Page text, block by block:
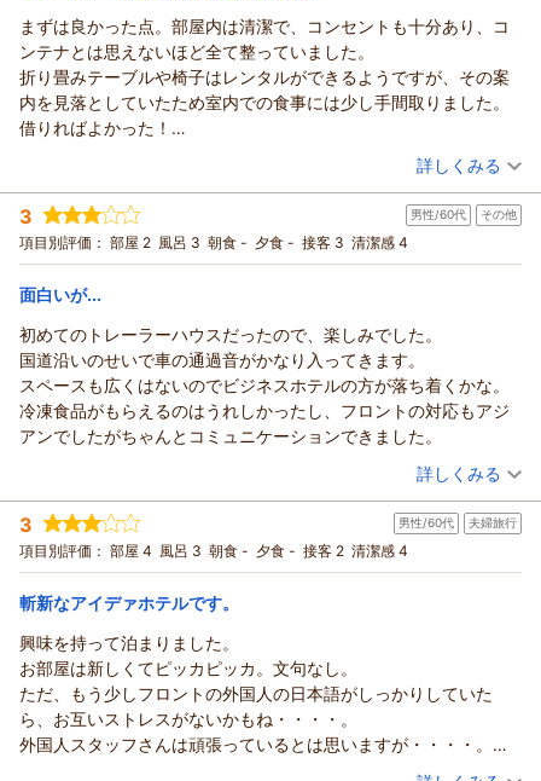
この度はHOTEL R9 The Yard丸亀をご利用いただきまして誠に
ありがとうございます。ご滞在に関しまして、ご満足頂けたよ
うでスタッフ一同大変嬉しく存じます。 今後も、お客様により
一層ご満足頂けるホテルを目指して参りますので、またお近く
にお越しの際には、ぜひ当ホテルをご利用くださいませ。また
のお越しをスタッフ一同、心からお待ち申し上げております。
HOTEL R9 The Yard丸亀 スタッフ一同
（返信日：2025/12/09）
まずは良かった点。部屋内は清潔で、コンセントも十分あり、コ
ンテナとは思えないほど全て整っていました。
折り畳みテーブルや椅子はレンタルができるようですが、その案
内を見落としていたため室内での食事には少し手間取りました。
借りればよかった！
無料の軽食がいただけるのは知ってましたが、本当にちゃんとし
次に、少し気になった点を3つ。チェックインはタブレットで、と
事前メールが来ていたので、フロントがあるコンテナに入ってタ
ブレットを操作してみました。(フロントには2人スタッフの方が
でカード情報の入力が必須になり、現金支払いがしたかった私が
戸惑っていると、そこでようやく声をかけていただき、現金支払
いの場合は対面対応のみとの説明がありました。途中まで操作し
ていた画面は結局取り消され、対面で一からになりました。
それなら最初に私がタブレット操作をし始めた時点で、タブレッ
トでのチェックインはカード払いのみですが大丈夫ですかと確認
あと、宿泊前に宿泊者(同行者含む)の情報登録が必須だったので入
力しました。その際必須項目以外は飛ばしたのですが(職業欄、生
年月日欄など)、チェックインの際に結局その欄の記入を求められ
ました。二度手間なので、それなら入力の際に必須にすればいい
最後に、チェックアウトのこと。チェックインの際の説明では、
カードキーなどをカゴに入れればそれでOKと言われました。10時
を過ぎると即延長料金がかかるという割にはゆるいチェックアウ
ト方法だなと思いましたが、事前メールをよく読むと、チェック
アウトの際にはタブレット操作をして云々…と書いてありまし
た。結局どっちに従えばいいかわからず、普通にカードキーなど
（投稿日：2025/11/26）
宿泊時期： 2025年11月宿泊 (恋人旅行)
投稿者： 米ぬかせっけんさん
宿泊プラン： 【スタンダード】ビジネスや観光の拠点に♪軽食＆ホットドリ
ンク付【駐車場至近＆無料】
ダブル 食事なし
宿泊価格帯：
HOTEL R9 The Yard 丸亀からの返信
この度はHOTEL R9 The Yard丸亀をご利用いただきまして誠に
ありがとうございます。 ご滞在に関しましてご不便をおかけい
たしまして申し訳ございません。今後の参考にさせていただ
き、お客様により一層ご満足頂けるホテルを目指して参りま
す。 またお近くにお越しの際には、ぜひ当ホテルをご利用くだ
さいませ。またのお越しをスタッフ一同、心からお待ち申し上
げております。
HOTEL R9 The Yard丸亀 スタッフ一同
（返信日：2025/11/28）
詳しくみる
3 男性/60代 その他
項目別評価： 部屋 2 風呂 3 朝食 - 夕食 - 接客 3 清潔感 4
面白いが...
初めてのトレーラーハウスだったので、楽しみでした。
国道沿いのせいで車の通過音がかなり入ってきます。
スペースも広くはないのでビジネスホテルの方が落ち着くかな。
冷凍食品がもらえるのはうれしかったし、フロントの対応もアジ
アンでしたがちゃんとコミュニケーションできました。
（投稿日：2025/11/19）
宿泊時期： 2025年09月宿泊 (その他)
投稿者： ひろりんさん
宿泊プラン： 【じゃらんのお得な10日間】【スタンダード】ビジネスや観光
の拠点に♪軽食＆ホットドリンク付
ダブル 食事なし
宿泊価格帯： 3,001～4,000円(大人一人あたり/税込)
HOTEL R9 The Yard 丸亀からの返信
この度はHOTEL R9 The Yard丸亀をご利用いただきまして誠に
ありがとうございます。
ご滞在に関しまして、ご満足頂けたようでスタッフ一同大変嬉
しく存じます。
詳しくみる
3 男性/60代 夫婦旅行
項目別評価： 部屋 4 風呂 3 朝食 - 夕食 - 接客 2 清潔感 4
斬新なアイデァホテルです。
興味を持って泊まりました。
お部屋は新しくてピッカピッカ。文句なし。
ただ、もう少しフロントの外国人の日本語がしっかりしていた
ら、お互いストレスがないかもね・・・・。
外国人スタッフさんは頑張っているとは思いますが・・・・。
まぁ、オープンしたてなので、おいおい日本語もうまくなってく
（投稿日：2025/10/22）